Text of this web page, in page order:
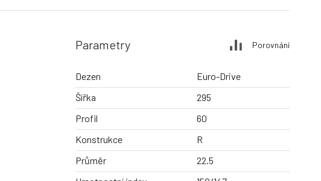
Parametry Porovnání
Dezen
Euro-Drive
Šířka
295
Profil
60
Konstrukce
R
Průměr
22.5